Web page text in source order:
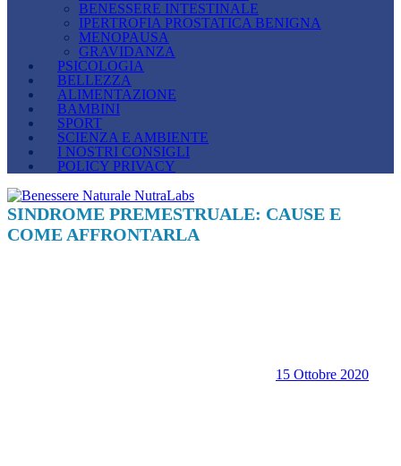
BENESSERE INTESTINALE
IPERTROFIA PROSTATICA BENIGNA
MENOPAUSA
GRAVIDANZA
PSICOLOGIA
BELLEZZA
ALIMENTAZIONE
BAMBINI
SPORT
SCIENZA E AMBIENTE
I NOSTRI CONSIGLI
POLICY PRIVACY
SINDROME PREMESTRUALE: CAUSE E
COME AFFRONTARLA
15 Ottobre 2020